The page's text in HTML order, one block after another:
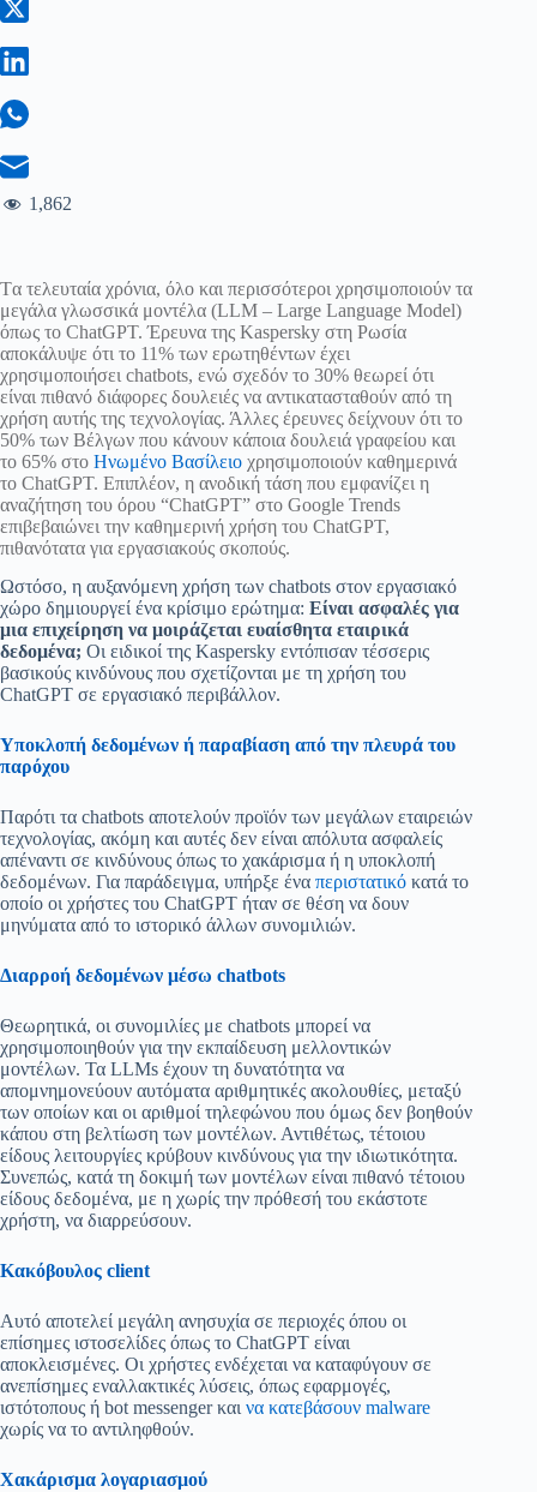
1,862
Tα τελευταία χρόνια, όλο και περισσότεροι χρησιμοποιούν τα
μεγάλα γλωσσικά μοντέλα (LLM – Large Language Model)
όπως το ChatGPT. Έρευνα της Kaspersky στη Ρωσία
αποκάλυψε ότι το 11% των ερωτηθέντων έχει
χρησιμοποιήσει chatbots, ενώ σχεδόν το 30% θεωρεί ότι
είναι πιθανό διάφορες δουλειές να αντικατασταθούν από τη
χρήση αυτής της τεχνολογίας. Άλλες έρευνες δείχνουν ότι το
50% των Βέλγων που κάνουν κάποια δουλειά γραφείου και
το 65% στο Ηνωμένο Βασίλειο χρησιμοποιούν καθημερινά
το ChatGPT. Επιπλέον, η ανοδική τάση που εμφανίζει η
αναζήτηση του όρου “ChatGPT” στο Google Trends
επιβεβαιώνει την καθημερινή χρήση του ChatGPT,
πιθανότατα για εργασιακούς σκοπούς.
Ωστόσο, η αυξανόμενη χρήση των chatbots στον εργασιακό
χώρο δημιουργεί ένα κρίσιμο ερώτημα: Είναι ασφαλές για
μια επιχείρηση να μοιράζεται ευαίσθητα εταιρικά
δεδομένα; Οι ειδικοί της Kaspersky εντόπισαν τέσσερις
βασικούς κινδύνους που σχετίζονται με τη χρήση του
ChatGPT σε εργασιακό περιβάλλον.
Υποκλοπή δεδομένων ή παραβίαση από την πλευρά του
παρόχου
Παρότι τα chatbots αποτελούν προϊόν των μεγάλων εταιρειών
τεχνολογίας, ακόμη και αυτές δεν είναι απόλυτα ασφαλείς
απέναντι σε κινδύνους όπως το χακάρισμα ή η υποκλοπή
δεδομένων. Για παράδειγμα, υπήρξε ένα περιστατικό κατά το
οποίο οι χρήστες του ChatGPT ήταν σε θέση να δουν
μηνύματα από το ιστορικό άλλων συνομιλιών.
Διαρροή δεδομένων μέσω chatbots
Θεωρητικά, οι συνομιλίες με chatbots μπορεί να
χρησιμοποιηθούν για την εκπαίδευση μελλοντικών
μοντέλων. Τα LLMs έχουν τη δυνατότητα να
απομνημονεύουν αυτόματα αριθμητικές ακολουθίες, μεταξύ
των οποίων και οι αριθμοί τηλεφώνου που όμως δεν βοηθούν
κάπου στη βελτίωση των μοντέλων. Αντιθέτως, τέτοιου
είδους λειτουργίες κρύβουν κινδύνους για την ιδιωτικότητα.
Συνεπώς, κατά τη δοκιμή των μοντέλων είναι πιθανό τέτοιου
είδους δεδομένα, με η χωρίς την πρόθεσή του εκάστοτε
χρήστη, να διαρρεύσουν.
Κακόβουλος client
Αυτό αποτελεί μεγάλη ανησυχία σε περιοχές όπου οι
επίσημες ιστοσελίδες όπως το ChatGPT είναι
αποκλεισμένες. Οι χρήστες ενδέχεται να καταφύγουν σε
ανεπίσημες εναλλακτικές λύσεις, όπως εφαρμογές,
ιστότοπους ή bot messenger και να κατεβάσουν malware
χωρίς να το αντιληφθούν.
Χακάρισμα λογαριασμού